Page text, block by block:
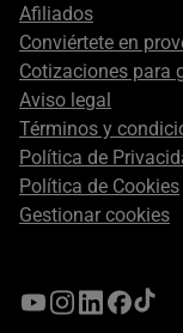
Afiliados
Conviértete en
Cotizaciones para
Aviso legal
Términos y
Política de
Política de Cookies
Gestionar cookies